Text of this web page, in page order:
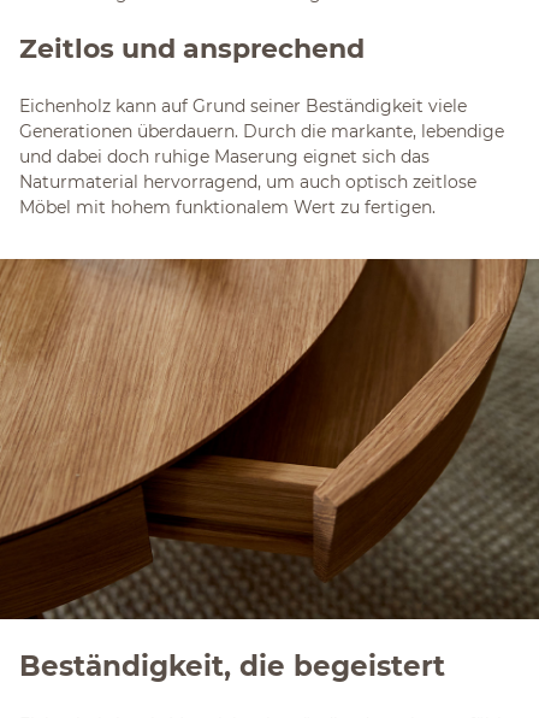
Zeitlos und ansprechend
Eichenholz kann auf Grund seiner Beständigkeit viele
Generationen überdauern. Durch die markante, lebendige
und dabei doch ruhige Maserung eignet sich das
Naturmaterial hervorragend, um auch optisch zeitlose
Möbel mit hohem funktionalem Wert zu fertigen.
Beständigkeit, die begeistert